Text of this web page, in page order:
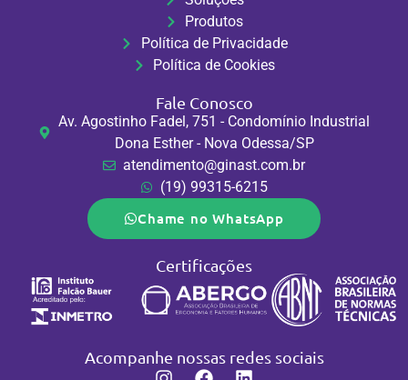
Produtos
Política de Privacidade
Política de Cookies
Fale Conosco
Av. Agostinho Fadel, 751 - Condomínio Industrial
Dona Esther - Nova Odessa/SP
atendimento@ginast.com.br
(19) 99315-6215
Chame no WhatsApp
Certificações
Acompanhe nossas redes sociais